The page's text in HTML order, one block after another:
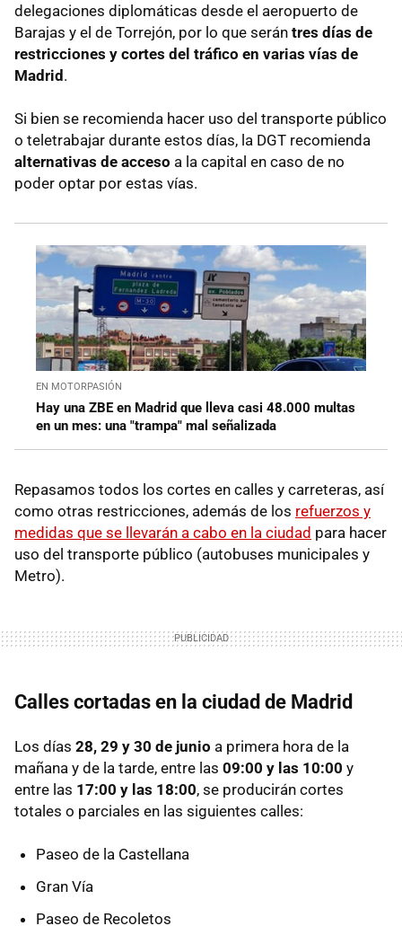
delegaciones diplomáticas desde el aeropuerto de
Barajas y el de Torrejón, por lo que serán tres días de
restricciones y cortes del tráfico en varias vías de
Madrid.
Si bien se recomienda hacer uso del transporte público
o teletrabajar durante estos días, la DGT recomienda
alternativas de acceso a la capital en caso de no
poder optar por estas vías.
EN MOTORPASIÓN
Hay una ZBE en Madrid que lleva casi 48.000 multas
en un mes: una "trampa" mal señalizada
Repasamos todos los cortes en calles y carreteras, así
como otras restricciones, además de los refuerzos y
medidas que se llevarán a cabo en la ciudad para hacer
uso del transporte público (autobuses municipales y
Metro).
Calles cortadas en la ciudad de Madrid
Los días 28, 29 y 30 de junio a primera hora de la
mañana y de la tarde, entre las 09:00 y las 10:00 y
entre las 17:00 y las 18:00, se producirán cortes
totales o parciales en las siguientes calles:
Paseo de la Castellana
Gran Vía
Paseo de Recoletos